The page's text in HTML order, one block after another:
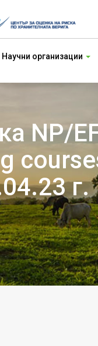
Научни организации
NP/
г.